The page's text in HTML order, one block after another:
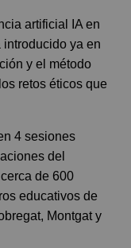
artificial IA en
introducido ya en
y el método
retos éticos que
4 sesiones
del
de 600
educativos de
Montgat y